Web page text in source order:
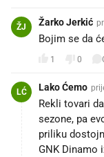
ŽJ Žarko Jerkić
Bojim se da
1 0
LĆ Lako Ćemo
Rekli tovari
sezone, pa
priliku
GNK Dinamo